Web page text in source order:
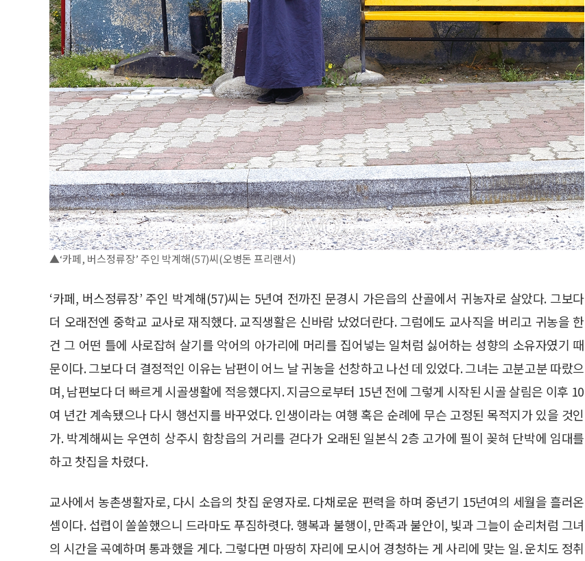
▲‘카페, 버스정류장’ 주인 박계해(57)씨(오병돈 프리랜서)
‘카페, 버스정류장’ 주인 박계해(57)씨는 5년여 전까진 문경시 가은읍의 산골에서 귀농자로 살았다. 그보다
더 오래전엔 중학교 교사로 재직했다. 교직생활은 신바람 났었더란다. 그럼에도 교사직을 버리고 귀농을 한
건 그 어떤 틀에 사로잡혀 살기를 악어의 아가리에 머리를 집어넣는 일처럼 싫어하는 성향의 소유자였기 때
문이다. 그보다 더 결정적인 이유는 남편이 어느 날 귀농을 선창하고 나선 데 있었다. 그녀는 고분고분 따랐으
며, 남편보다 더 빠르게 시골생활에 적응했다지. 지금으로부터 15년 전에 그렇게 시작된 시골 살림은 이후 10
여 년간 계속됐으나 다시 행선지를 바꾸었다. 인생이라는 여행 혹은 순례에 무슨 고정된 목적지가 있을 것인
가. 박계해씨는 우연히 상주시 함창읍의 거리를 걷다가 오래된 일본식 2층 고가에 필이 꽂혀 단박에 임대를
하고 찻집을 차렸다.
교사에서 농촌생활자로, 다시 소읍의 찻집 운영자로. 다채로운 편력을 하며 중년기 15년여의 세월을 흘러온
셈이다. 섭렵이 쏠쏠했으니 드라마도 푸짐하렷다. 행복과 불행이, 만족과 불안이, 빛과 그늘이 순리처럼 그녀
의 시간을 곡예하며 통과했을 게다. 그렇다면 마땅히 자리에 모시어 경청하는 게 사리에 맞는 일. 운치도 정취